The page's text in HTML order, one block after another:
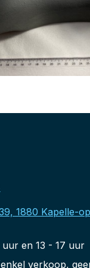
1880 Kapelle-
en 13 - 17 uur
verkoop,